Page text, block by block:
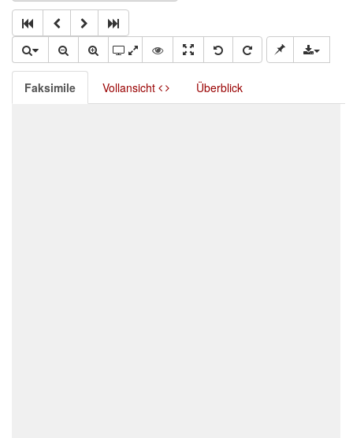
Faksimile Vollansicht Überblick